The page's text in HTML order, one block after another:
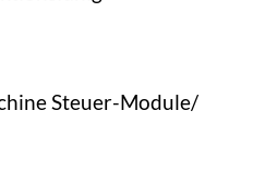
Steuer-Module/